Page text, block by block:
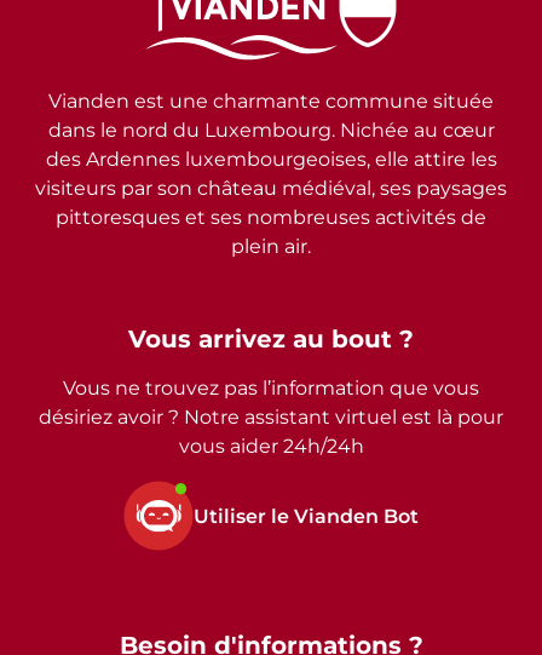
Vous arrivez au bout ?
Vous ne trouvez pas l’information que vous
désiriez avoir ? Notre assistant virtuel est là pour
vous aider 24h/24h
Utiliser le Vianden Bot
Vianden est une charmante commune située
dans le nord du Luxembourg. Nichée au cœur
des Ardennes luxembourgeoises, elle attire les
visiteurs par son château médiéval, ses paysages
pittoresques et ses nombreuses activités de
plein air.
Besoin d'informations ?